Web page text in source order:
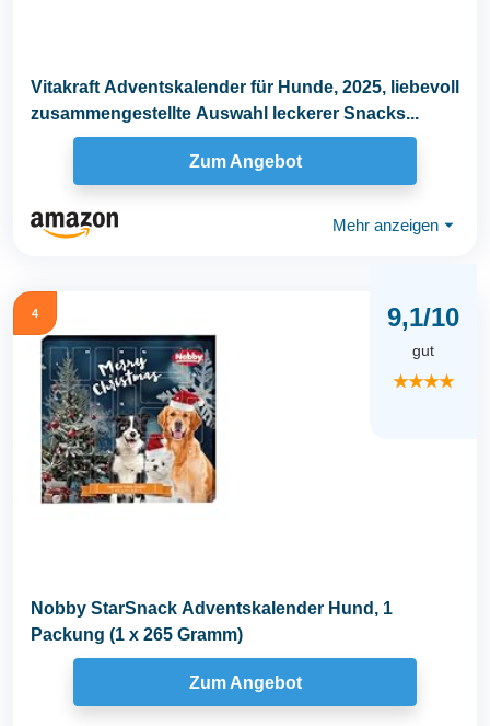
Vitakraft Adventskalender für Hunde, 2025, liebevoll
zusammengestellte Auswahl leckerer Snacks...
Zum Angebot
Mehr anzeigen ⏷
4 9,1/10
gut
★★★★
Nobby StarSnack Adventskalender Hund, 1
Packung (1 x 265 Gramm)
Zum Angebot